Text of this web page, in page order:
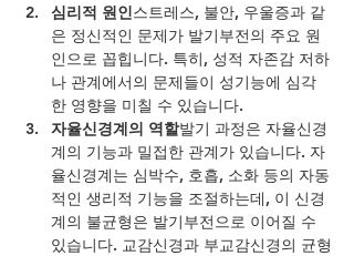
심리적 원인스트레스, 불안, 우울증과 같
은 정신적인 문제가 발기부전의 주요 원
인으로 꼽힙니다. 특히, 성적 자존감 저하
나 관계에서의 문제들이 성기능에 심각
한 영향을 미칠 수 있습니다.
자율신경계의 역할발기 과정은 자율신경
계의 기능과 밀접한 관계가 있습니다. 자
율신경계는 심박수, 호흡, 소화 등의 자동
적인 생리적 기능을 조절하는데, 이 신경
계의 불균형은 발기부전으로 이어질 수
있습니다. 교감신경과 부교감신경의 균형